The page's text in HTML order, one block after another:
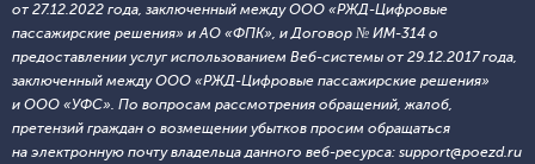
от 27.12.2022 года, заключенный между ООО «РЖД-Цифровые
пассажирские решения» и АО «ФПК», и Договор № ИМ-314 о
предоставлении услуг использованием Веб-системы от 29.12.2017 года,
заключенный между ООО «РЖД-Цифровые пассажирские решения»
и ООО «УФС». По вопросам рассмотрения обращений, жалоб,
претензий граждан о возмещении убытков просим обращаться
на электронную почту владельца данного веб-ресурса: support@poezd.ru